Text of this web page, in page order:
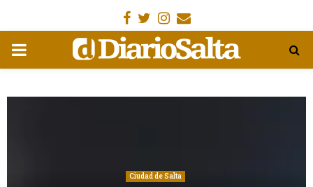
Facebook
Gorjeo
Instagram
Email
MENÚ
Ciudad de Salta